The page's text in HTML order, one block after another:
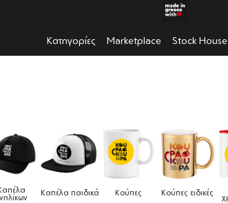
Κατηγορίες Marketplace Stock House
Κούπες Κούπες ειδικές Κούπες
χρωματιστές
Κούπες
μεταλλικές